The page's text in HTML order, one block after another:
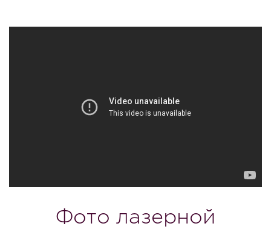
Фото лазерной